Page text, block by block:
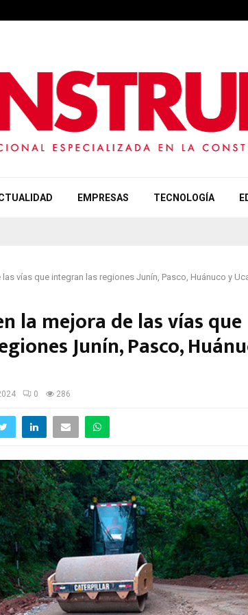
EMPRESAS TECNOLOGÍA
las vías que integran las regiones Junín, Pasco, Huánuco y
la mejora de las vías que
Junín, Pasco,
0 286